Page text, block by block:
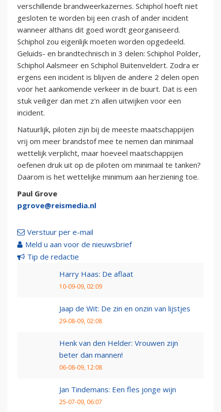
verschillende brandweerkazernes. Schiphol hoeft niet
gesloten te worden bij een crash of ander incident
wanneer althans dit goed wordt georganiseerd.
Schiphol zou eigenlijk moeten worden opgedeeld.
Geluids- en brandtechnisch in 3 delen: Schiphol Polder,
Schiphol Aalsmeer en Schiphol Buitenveldert. Zodra er
ergens een incident is blijven de andere 2 delen open
voor het aankomende verkeer in de buurt. Dat is een
stuk veiliger dan met z'n allen uitwijken voor een
incident.
Natuurlijk, piloten zijn bij de meeste maatschappijen
vrij om meer brandstof mee te nemen dan minimaal
wettelijk verplicht, maar hoeveel maatschappijen
oefenen druk uit op de piloten om minimaal te tanken?
Daarom is het wettelijke minimum aan herziening toe.
Paul Grove
pgrove@reismedia.nl
Verstuur per e-mail
Meld u aan voor de nieuwsbrief
Tip de redactie
Harry Haas: De aflaat
10-09-09, 02:09
Jaap de Wit: De zin en onzin van lijstjes
29-08-09, 02:08
Henk van den Helder: Vrouwen zijn
beter dan mannen!
06-08-09, 12:08
Jan Tindemans: Een fles jonge wijn
25-07-09, 06:07